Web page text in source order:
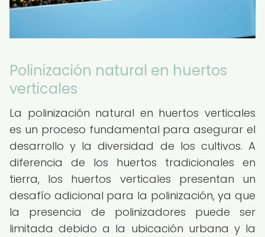
Polinización natural en huertos
verticales
La polinización natural en huertos verticales
es un proceso fundamental para asegurar el
desarrollo y la diversidad de los cultivos. A
diferencia de los huertos tradicionales en
tierra, los huertos verticales presentan un
desafío adicional para la polinización, ya que
la presencia de polinizadores puede ser
limitada debido a la ubicación urbana y la